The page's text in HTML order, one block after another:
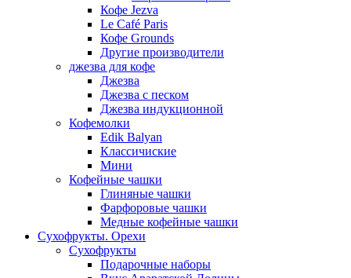
Кофе Jezva
Le Café Paris
Кофе Grounds
Другие производители
джезва для кофе
Джезва
Джезва с песком
Джезва индукционной
Кофемолки
Edik Balyan
Классичиские
Мини
Кофейные чашки
Глиняные чашки
Фарфоровые чашки
Медные кофейные чашки
Сухофрукты. Орехи
Сухофрукты
Подарочные наборы